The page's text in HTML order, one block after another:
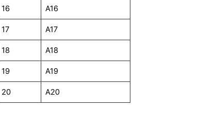
16 A16
17 A17
18 A18
19 A19
20 A20